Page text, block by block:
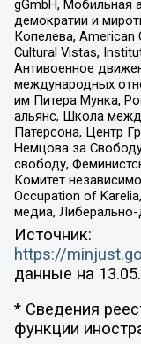
gGmbH, Мобильная
демократии и
Копелева, American
Cultural Vistas,
Антивоенное
международных
им Питера Мунка,
альянс, Школа
Патерсона, Центр
Немцова за
свободу,
Комитет
Occupation of
медиа,
Источник:
https://
данные на
* Сведения
функции